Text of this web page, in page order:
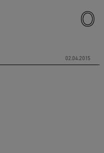
02.04.2015